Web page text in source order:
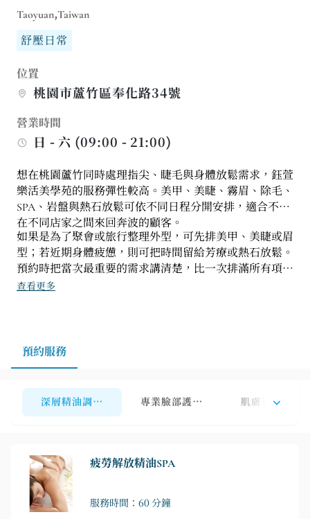
Taoyuan,Taiwan
舒壓日常
位置
桃園市蘆竹區奉化路34號
營業時間
日 - 六 (09:00 - 21:00)
想在桃園蘆竹同時處理指尖、睫毛與身體放鬆需求，鈺萱
樂活美學苑的服務彈性較高。美甲、美睫、霧眉、除毛、
SPA、岩盤與熱石放鬆可依不同日程分開安排，適合不想
在不同店家之間來回奔波的顧客。
如果是為了聚會或旅行整理外型，可先排美甲、美睫或眉
型；若近期身體疲憊，則可把時間留給芳療或熱石放鬆。
預約時把當次最重要的需求講清楚，比一次排滿所有項目
更實際，也能讓服務時間分配更穩。
查看更多
預約服務
深層精油調理按摩ＳＰＡ（男女皆可）
專業臉部護理（男女皆可）肌膚管理系列
疲勞解放精油SPA
服務時間：60 分鐘